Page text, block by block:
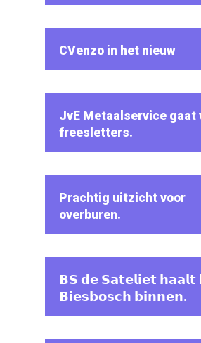
CVenzo in het nieuw
JvE Metaalservice gaat
freesletters.
Prachtig uitzicht voor
overburen.
𝗕𝗦 𝗱𝗲 𝗦𝗮𝘁𝗲𝗹𝗶𝗲𝘁 𝗵𝗮𝗮𝗹𝘁
𝗕𝗶𝗲𝘀𝗯𝗼𝘀𝗰𝗵 𝗯𝗶𝗻𝗻𝗲𝗻.